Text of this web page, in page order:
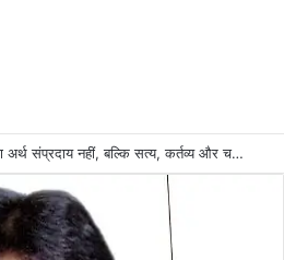
भारतीय शिक्षण पद्धति में धर्म का अर्थ संप्रदाय नहीं, बल्कि सत्य, कर्तव्य और चरित्र निर्माण है: विजय प्रकाश